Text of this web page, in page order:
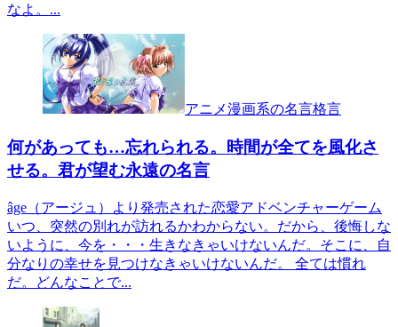
なよ。...
アニメ漫画系の名言格言
何があっても…忘れられる。時間が全てを風化さ
せる。君が望む永遠の名言
âge（アージュ）より発売された恋愛アドベンチャーゲーム
いつ、突然の別れが訪れるかわからない。だから、後悔しな
いように、今を・・・生きなきゃいけないんだ。そこに、自
分なりの幸せを見つけなきゃいけないんだ。 全ては慣れ
だ。どんなことで...